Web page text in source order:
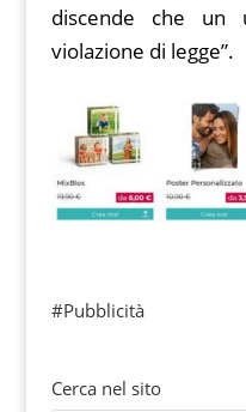
discende che un
violazione di legge”.
#Pubblicità
Cerca nel sito